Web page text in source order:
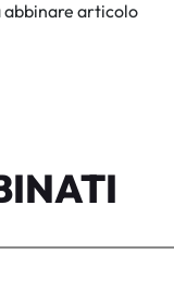
abbinare articolo